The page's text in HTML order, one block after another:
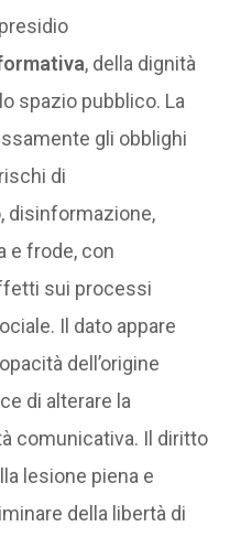
, della dignità
spazio pubblico. La
gli obblighi
di
disinformazione,
e frode, con
sui processi
Il dato appare
dell’origine
di alterare la
comunicativa. Il diritto
lesione piena e
della libertà di